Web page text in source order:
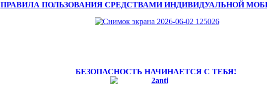
ПРАВИЛА ПОЛЬЗОВАНИЯ СРЕДСТВАМИ ИНДИВИДУАЛЬНОЙ
БЕЗОПАСНОСТЬ НАЧИНАЕТСЯ С ТЕБЯ!